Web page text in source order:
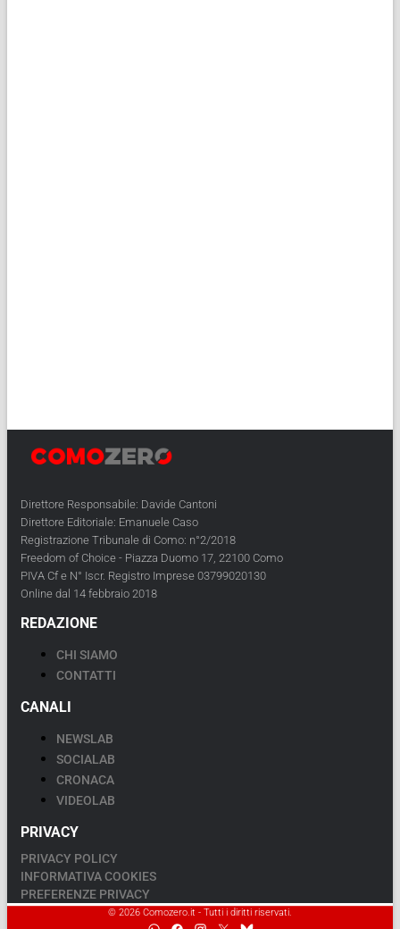
Direttore Responsabile: Davide Cantoni
Direttore Editoriale: Emanuele Caso
Registrazione Tribunale di Como: n°2/2018
Freedom of Choice - Piazza Duomo 17, 22100 Como
PIVA Cf e N° Iscr. Registro Imprese 03799020130
Online dal 14 febbraio 2018
REDAZIONE
CHI SIAMO
CONTATTI
CANALI
NEWSLAB
SOCIALAB
CRONACA
VIDEOLAB
PRIVACY
PRIVACY POLICY
INFORMATIVA COOKIES
PREFERENZE PRIVACY
© 2026 Comozero.it - Tutti i diritti riservati.